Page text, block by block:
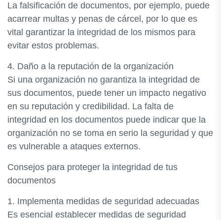
La falsificación de documentos, por ejemplo, puede
acarrear multas y penas de cárcel, por lo que es
vital garantizar la integridad de los mismos para
evitar estos problemas.
4. Daño a la reputación de la organización
Si una organización no garantiza la integridad de
sus documentos, puede tener un impacto negativo
en su reputación y credibilidad. La falta de
integridad en los documentos puede indicar que la
organización no se toma en serio la seguridad y que
es vulnerable a ataques externos.
Consejos para proteger la integridad de tus
documentos
1. Implementa medidas de seguridad adecuadas
Es esencial establecer medidas de seguridad